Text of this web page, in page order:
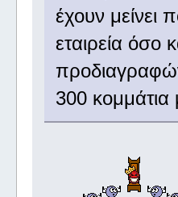
έχουν μείνει
εταιρεία όσο
300